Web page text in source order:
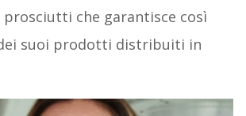
che garantisce così
dei suoi prodotti distribuiti in